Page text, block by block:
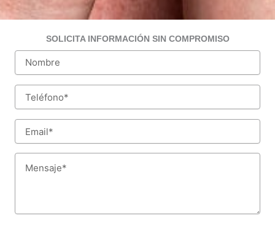
SOLICITA INFORMACIÓN SIN COMPROMISO